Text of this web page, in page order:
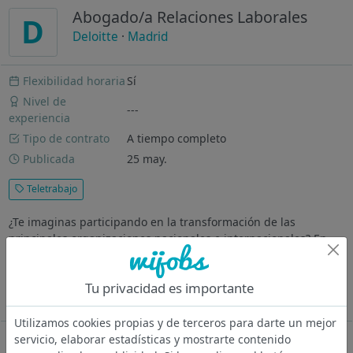
D Abogado/a Relaciones Laborales
Deloitte · Madrid
Flexibilidad horaria Sí
Nivel de
experiencia
---
Tipo de contrato
A tiempo completo
Publicada
25 may.
Teletrabajo
¿Te imaginas participando en la transformación de las
principales organizaciones nacionales e internacionales? En
Deloitte estamos comprometidos con generar un impacto en la
sociedad, en nuestros clientes y en ti. En el departamento de
Ver más
Oferta desactivada
Tu privacidad es importante
Utilizamos cookies propias y de terceros para darte un mejor
servicio, elaborar estadísticas y mostrarte contenido